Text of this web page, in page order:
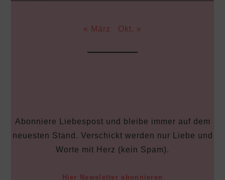
« März Okt. »
Abonniere Liebespost und bleibe immer auf dem
neuesten Stand. Verschickt werden nur Liebe und
Worte mit Herz (kein Spam).
Hier Newsletter abonnieren